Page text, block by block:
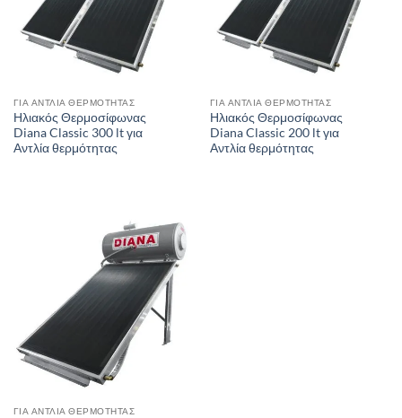
ΓΙΑ ΑΝΤΛΊΑ ΘΕΡΜΌΤΗΤΑΣ
Ηλιακός Θερμοσίφωνας
Diana Classic 300 lt για
Αντλία θερμότητας
ΓΙΑ ΑΝΤΛΊΑ ΘΕΡΜΌΤΗΤΑΣ
Ηλιακός Θερμοσίφωνας
Diana Classic 200 lt για
Αντλία θερμότητας
ΓΙΑ ΑΝΤΛΊΑ ΘΕΡΜΌΤΗΤΑΣ